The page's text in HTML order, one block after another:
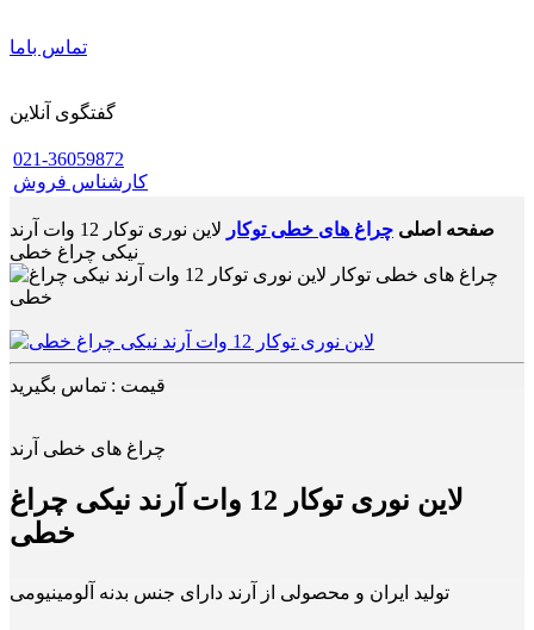
تماس باما
گفتگوی آنلاین
021-36059872
کارشناس فروش
صفحه اصلی چراغ های خطی توکار
لاین نوری توکار 12 وات آرند
نیکی چراغ خطی
قیمت : تماس بگیرید
چراغ های خطی آرند
لاین نوری توکار 12 وات آرند نیکی چراغ
خطی
تولید ایران و محصولی از آرند دارای جنس بدنه آلومینیومی